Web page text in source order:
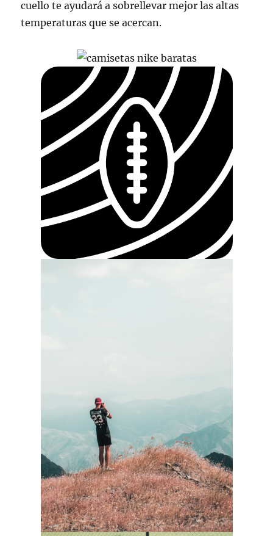
cuello te ayudará a sobrellevar mejor las altas
temperaturas que se acercan.